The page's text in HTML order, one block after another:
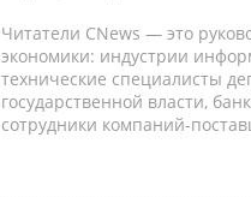
Читатели CNews — это
экономики: индустрии
технические специалисты
государственной власти,
сотрудники компаний-